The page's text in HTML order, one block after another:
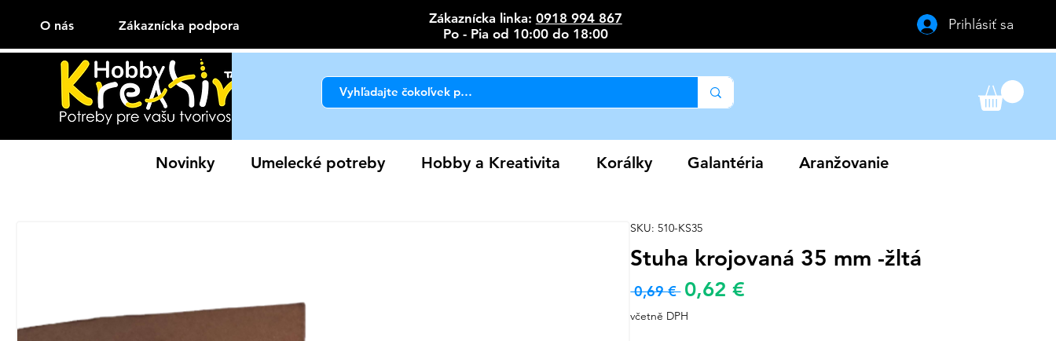
O nás Zákaznícka podpora Zákaznícka linka: 0918 994 867
Po - Pia od 10:00 do 18:00
Prihlásiť sa
Novinky Umelecké potreby Hobby a Kreativita Korálky Galantéria Aranžovanie
SKU: 510-KS35
Stuha krojovaná 35 mm -žltá
0,69 € Běžná
cena
0,62 €
včetně DPH